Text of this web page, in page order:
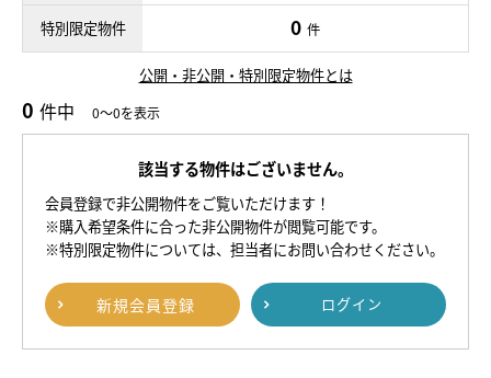
特別限定物件 0 件
公開・非公開・特別限定物件とは
0 件中 0～0を表示
該当する物件はございません。
会員登録で非公開物件をご覧いただけます！
※購入希望条件に合った非公開物件が閲覧可能です。
※特別限定物件については、担当者にお問い合わせください。
新規会員登録 ログイン